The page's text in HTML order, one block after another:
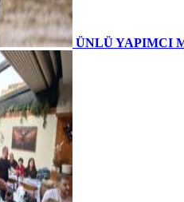
ÜNLÜ YAPIMCI